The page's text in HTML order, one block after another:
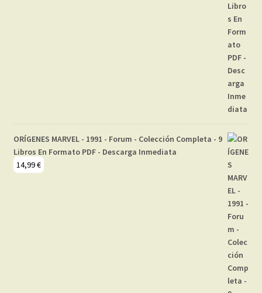
ORÍGENES MARVEL - 1991 - Forum - Colección Completa - 9
Libros En Formato PDF - Descarga Inmediata
14,99€